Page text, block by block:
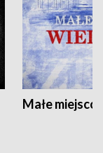
Małe